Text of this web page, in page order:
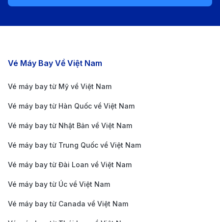
trực tiếp từ sân bay đến trung tâm thành phố St.
Louis, giá vé chỉ khoảng 2.5 USD/lượt, phù hợp với
giá vé rẻ nhưng thời gian di chuyển lâu hơn.
Xe công nghệ : Dịch vụ như Uber, Lyft có sẵn tại
Thuê xe tự lái: Nhiều quầy dịch vụ cho thuê xe
ngay tại sân bay, phù hợp với du khách muốn chủ
động lịch trình khám phá St. Louis.
Yếu tố ảnh hưởng đến giá vé máy
bay từ Đà Lạt đi St. Louis
Các chặng bay nổi bật
Vé Máy Bay Về Việt Nam
Vé máy bay từ Mỹ về Việt Nam
Vé máy bay từ Hàn Quốc về Việt Nam
Vé máy bay từ Nhật Bản về Việt Nam
Vé máy bay từ Trung Quốc về Việt Nam
Vé máy bay từ Đài Loan về Việt Nam
Vé máy bay từ Úc về Việt Nam
Vé máy bay từ Canada về Việt Nam